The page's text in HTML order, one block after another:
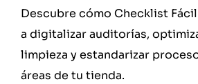
Descubre cómo Checklist
a digitalizar auditorías,
limpieza y estandarizar
áreas de tu tienda.